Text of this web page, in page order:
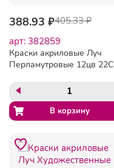
388.93 ₽405.33 ₽
арт: 382859
Краски акриловые Луч
Перламутровые 12цв 22С